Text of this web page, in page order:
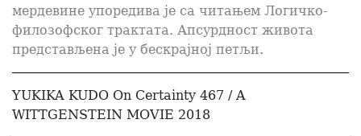
мердевине упоредива је са читањем Логичко-
филозофског трактата. Апсурдност живота
представљена је у бескрајној петљи.
YUKIKA KUDO On Certainty 467 / A
WITTGENSTEIN MOVIE 2018